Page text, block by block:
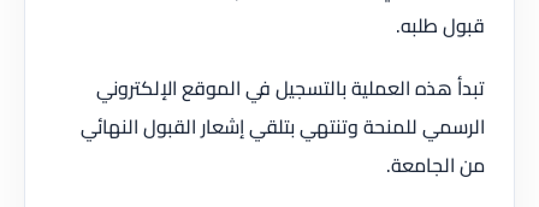
قبول طلبه.
تبدأ هذه العملية بالتسجيل في الموقع الإلكتروني
الرسمي للمنحة وتنتهي بتلقي إشعار القبول النهائي
من الجامعة.